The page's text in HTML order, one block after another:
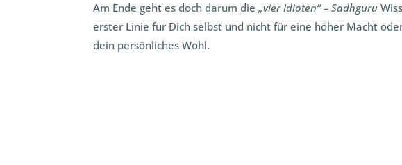
Am Ende geht es doch darum die„vier Idioten“ – Sadhguru
erster Linie für Dich selbst und nicht für eine höher Macht
dein persönliches Wohl.